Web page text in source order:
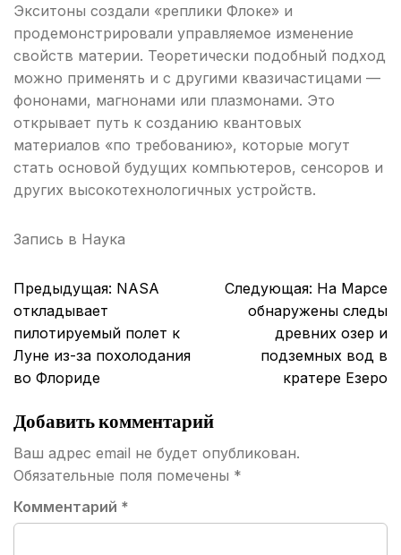
Экситоны создали «реплики Флоке» и
продемонстрировали управляемое изменение
свойств материи. Теоретически подобный подход
можно применять и с другими квазичастицами —
фононами, магнонами или плазмонами. Это
открывает путь к созданию квантовых
материалов «по требованию», которые могут
стать основой будущих компьютеров, сенсоров и
других высокотехнологичных устройств.
Запись в Наука
Навигация
по
записям
Предыдущая: NASA
откладывает
пилотируемый полет к
Луне из-за похолодания
во Флориде
Следующая: На Марсе
обнаружены следы
древних озер и
подземных вод в
кратере Езеро
Добавить комментарий
Ваш адрес email не будет опубликован.
Обязательные поля помечены *
Комментарий *